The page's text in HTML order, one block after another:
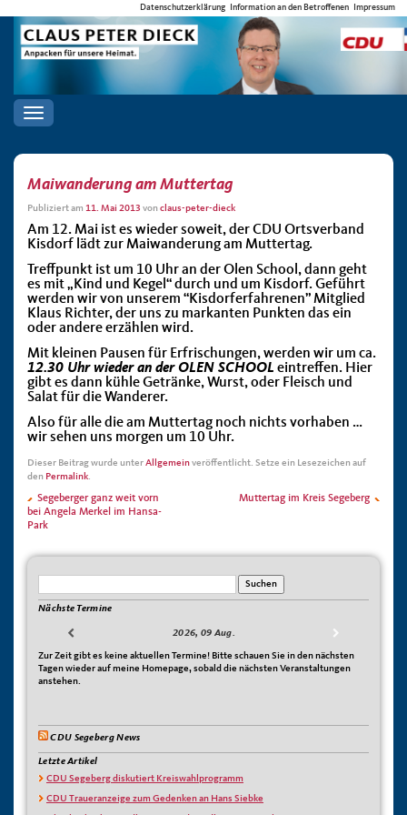
Datenschutzerklärung Information an den Betroffenen Impressum
Toggle
navigation
Maiwanderung am Muttertag
Publiziert am 11. Mai 2013 vonclaus-peter-dieck
Am 12. Mai ist es wieder soweit, der CDU Ortsverband
Kisdorf lädt zur Maiwanderung am Muttertag.
Treffpunkt ist um 10 Uhr an der Olen School, dann geht
es mit „Kind und Kegel“ durch und um Kisdorf. Geführt
werden wir von unserem “Kisdorferfahrenen” Mitglied
Klaus Richter, der uns zu markanten Punkten das ein
oder andere erzählen wird.
Mit kleinen Pausen für Erfrischungen, werden wir um ca.
12.30 Uhr wieder an der OLEN SCHOOL eintreffen. Hier
gibt es dann kühle Getränke, Wurst, oder Fleisch und
Salat für die Wanderer.
Also für alle die am Muttertag noch nichts vorhaben …
wir sehen uns morgen um 10 Uhr.
Dieser Beitrag wurde unterAllgemeinveröffentlicht. Setze ein Lesezeichen auf
den Permalink.
Segeberger ganz weit vorn
bei Angela Merkel im Hansa-
Park
Muttertag im Kreis Segeberg
Nächste Termine
2026, 09 Aug.
Zur Zeit gibt es keine aktuellen Termine! Bitte schauen Sie in den nächsten
Tagen wieder auf meine Homepage, sobald die nächsten Veranstaltungen
anstehen.
CDU Segeberg News
Letzte Artikel
CDU Segeberg diskutiert Kreiswahlprogramm
CDU Traueranzeige zum Gedenken an Hans Siebke